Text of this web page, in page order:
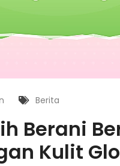
Berita
Berani
Kulit